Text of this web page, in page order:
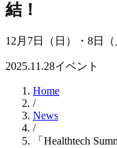
結！
12月7日（日）・8日
2025.11.28イベント
Home
/
News
/
「Healthtech